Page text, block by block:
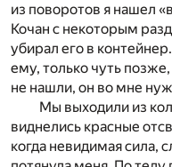
из поворотов я нашел
Кочан с некоторым
убирал его в
ему, только чуть
не нашли, он во мне
Мы выходили из
виднелись красные
когда невидимая сила,